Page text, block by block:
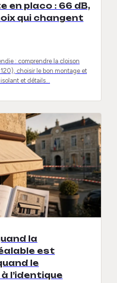
en placo : 66 dB,
qui changent
: comprendre la cloison
choisir le bon montage et
et détails…
la
est
le
l’identique